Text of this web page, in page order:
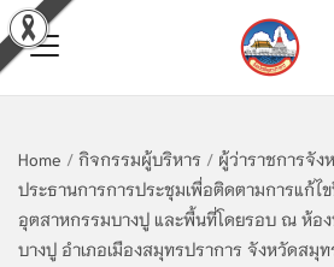
Home / กิจกรรมผู้บริหาร / ผู้ว่าราชการจัง
ประธานการการประชุมเพื่อติดตามการแก้ไ
อุตสาหกรรมบางปู และพื้นที่โดยรอบ ณ ห้อ
บางปู อำเภอเมืองสมุทรปราการ จังหวัดสมุท